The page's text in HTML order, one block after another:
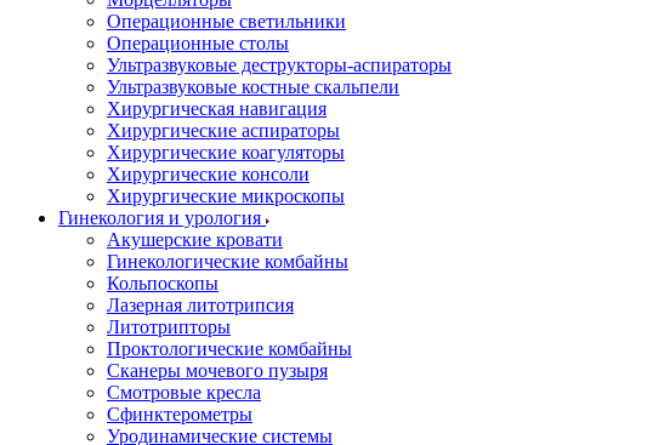
Операционные светильники
Операционные столы
Ультразвуковые деструкторы-аспираторы
Ультразвуковые костные скальпели
Хирургическая навигация
Хирургические аспираторы
Хирургические коагуляторы
Хирургические консоли
Хирургические микроскопы
Гинекология и урология
Акушерские кровати
Гинекологические комбайны
Кольпоскопы
Лазерная литотрипсия
Литотрипторы
Проктологические комбайны
Сканеры мочевого пузыря
Смотровые кресла
Сфинктерометры
Уродинамические системы